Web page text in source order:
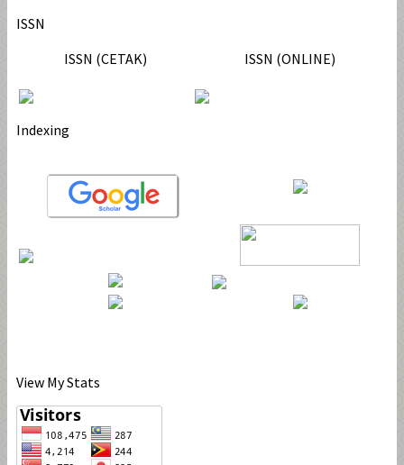
ISSN
ISSN (CETAK)
ISSN (ONLINE)
Indexing
View My Stats